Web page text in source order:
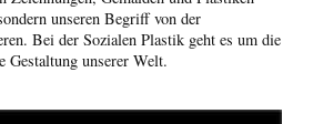
unseren Begriff von der
Bei der Sozialen Plastik geht es um die
Gestaltung unserer Welt.